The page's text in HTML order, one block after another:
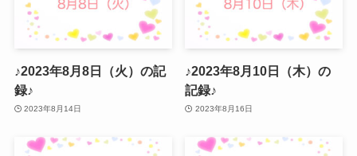
♪2023年8月8日（火）の記
録♪
2023年8月14日
♪2023年8月10日（木）の
記録♪
2023年8月16日